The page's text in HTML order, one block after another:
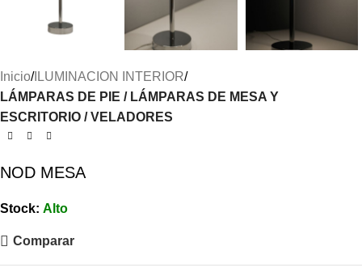
Inicio ILUMINACION INTERIOR
LÁMPARAS DE PIE / LÁMPARAS DE MESA Y
ESCRITORIO / VELADORES
NOD MESA
Stock: Alto
Comparar